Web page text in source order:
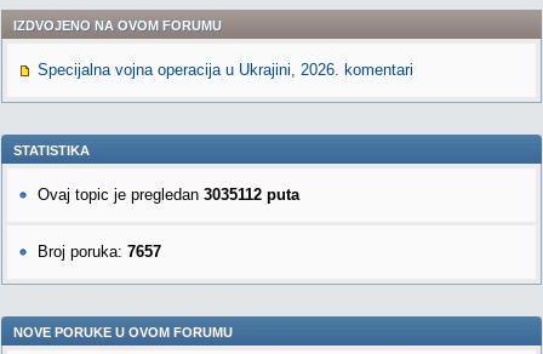
IZDVOJENO NA OVOM FORUMU
Specijalna vojna operacija u Ukrajini, 2026. komentari
STATISTIKA
Ovaj topic je pregledan 3035112 puta
Broj poruka: 7657
NOVE PORUKE U OVOM FORUMU